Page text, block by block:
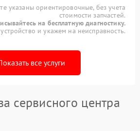
указаны ориентировочные, без учета
стоимости запчастей.
на бесплатную диагностику.
и укажем на неисправность.
все услуги
сервисного центра